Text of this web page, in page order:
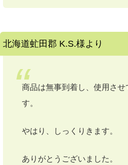
北海道虻田郡 K.S.様より
商品は無事到着し、使用させ
す。
やはり、しっくりきます。
ありがとうございました。